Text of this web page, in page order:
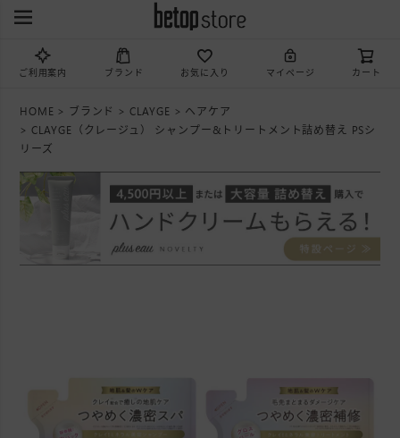
ご利用案内 ブランド お気に入り マイページ カート
HOME ブランド CLAYGE
ヘアケア
CLAYGE（クレージュ） シャンプー&トリートメント詰め替え PSシ
リーズ